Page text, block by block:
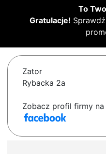
To
Gratulacje!
Zator
Rybacka 2a
Zobacz profil firmy na